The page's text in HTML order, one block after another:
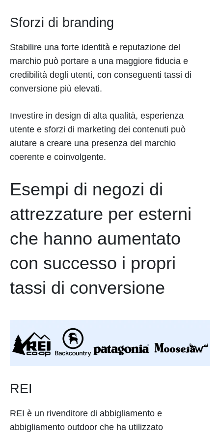
Sforzi di branding
Stabilire una forte identità e reputazione del
marchio può portare a una maggiore fiducia e
credibilità degli utenti, con conseguenti tassi di
conversione più elevati.
Investire in design di alta qualità, esperienza
utente e sforzi di marketing dei contenuti può
aiutare a creare una presenza del marchio
coerente e coinvolgente.
Esempi di negozi di
attrezzature per esterni
che hanno aumentato
con successo i propri
tassi di conversione
REI
REI è un rivenditore di abbigliamento e
abbigliamento outdoor che ha utilizzato